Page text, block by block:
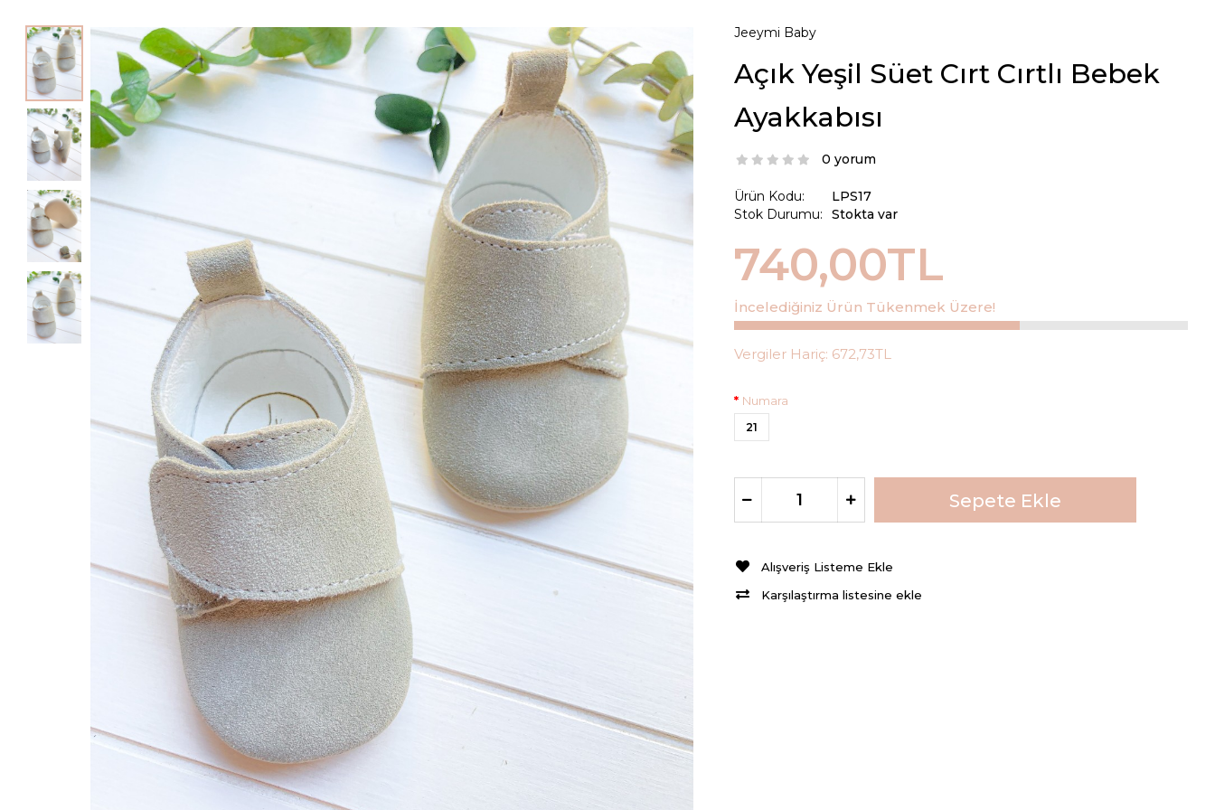
Jeeymi Baby
Açık Yeşil Süet Cırt Cırtlı Bebek
Ayakkabısı
0 yorum
Ürün Kodu:
Stok Durumu:
LPS17
Stokta var
740,00TL
İncelediğiniz Ürün Tükenmek Üzere!
Vergiler Hariç: 672,73TL
Numara
21
Alışveriş Listeme Ekle
Karşılaştırma listesine ekle